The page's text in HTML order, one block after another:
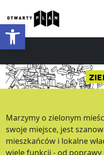
Otwórz pasek narzędzi
Marzymy o zielonym
swoje miejsce, jest
mieszkańców i lokalne
wiele funkcji - od